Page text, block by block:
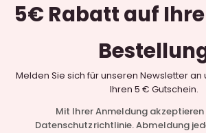
5€ Rabattauf
Melden Sie sich für unseren Newsletter an
Ihren 5 € Gutschein.
Mit Ihrer Anmeldung akzeptieren
Datenschutzrichtlinie. Abmeldung